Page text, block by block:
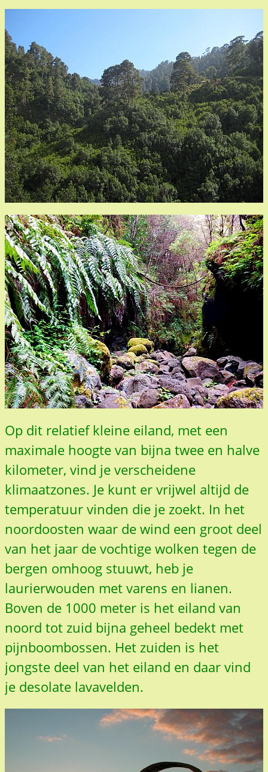
Op dit relatief kleine eiland, met een
maximale hoogte van bijna twee en halve
kilometer, vind je verscheidene
klimaatzones. Je kunt er vrijwel altijd de
temperatuur vinden die je zoekt. In het
noordoosten waar de wind een groot deel
van het jaar de vochtige wolken tegen de
bergen omhoog stuuwt, heb je
laurierwouden met varens en lianen.
Boven de 1000 meter is het eiland van
noord tot zuid bijna geheel bedekt met
pijnboombossen. Het zuiden is het
jongste deel van het eiland en daar vind
je desolate lavavelden.